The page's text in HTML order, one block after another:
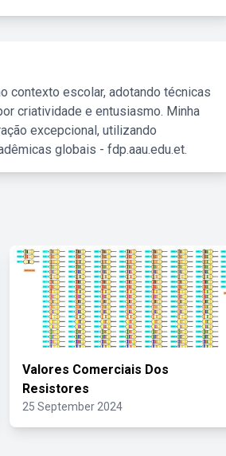
contexto escolar, adotando técnicas
criatividade e entusiasmo. Minha
excepcional, utilizando
globais - fdp.aau.edu.et.
Valores Comerciais Dos
Resistores
25 September 2024